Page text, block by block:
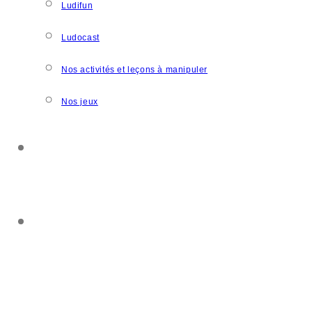
Ludifun
Ludocast
Nos activités et leçons à manipuler
Nos jeux